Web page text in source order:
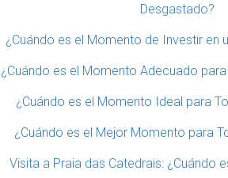
Desgastado?
¿Cuándo es el Momento de Investir en
¿Cuándo es el Momento Adecuado
¿Cuándo es el Momento Ideal para
¿Cuándo es el Mejor Momento para
Visita a Praia das Catedrais: ¿Cuándo